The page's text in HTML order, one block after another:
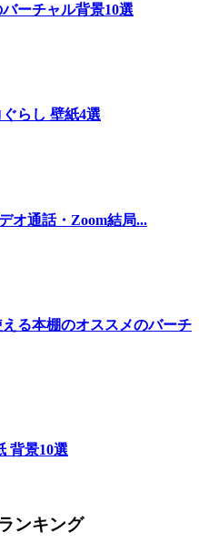
ーチャル背景10選
らし 壁紙4選
オ通話・Zoom結局...
る本棚のオススメのバーチ
背景10選
ンキング